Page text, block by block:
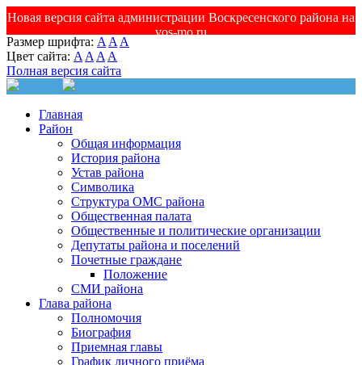
Новая версия сайта администрации Воскресенского района на
vos-mo.ru
Размер шрифта: A A A
Цвет сайта: A A A A
Полная версия сайта
Главная
Район
Общая информация
История района
Устав района
Символика
Структура ОМС района
Общественная палата
Общественные и политические организации
Депутаты района и поселений
Почетные граждане
Положение
СМИ района
Глава района
Полномочия
Биография
Приемная главы
График личного приёма